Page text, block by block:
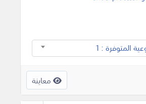
المتوفرة : 1
معاينة